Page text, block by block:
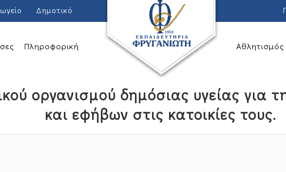
Δημοτικό
Πληροφορική Αθλητισμός
οργανισμού δημόσιας υγείας για
και εφήβων στις κατοικίες τους.